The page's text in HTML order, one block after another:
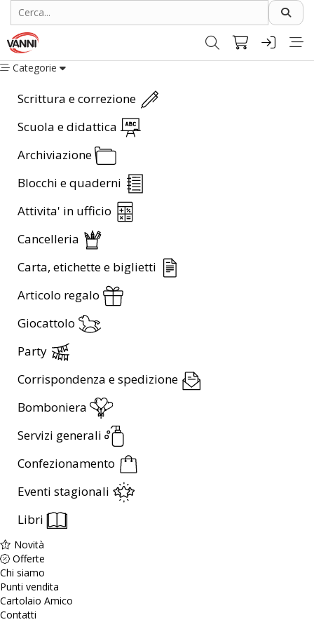
Categorie
Scrittura e correzione
Scuola e didattica
Archiviazione
Blocchi e quaderni
Attivita' in ufficio
Cancelleria
Carta, etichette e biglietti
Articolo regalo
Giocattolo
Party
Corrispondenza e spedizione
Bomboniera
Servizi generali
Confezionamento
Eventi stagionali
Libri
Novità
Offerte
Chi siamo
Punti vendita
Cartolaio Amico
Contatti